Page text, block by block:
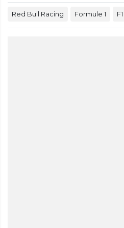
Red Bull Racing Formule 1